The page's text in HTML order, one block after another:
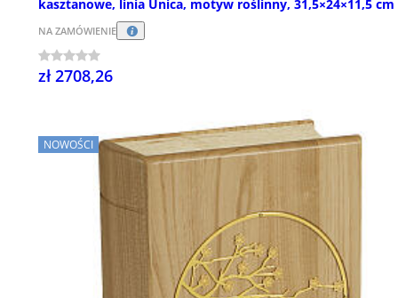
kasztanowe, linia Unica, motyw roślinny, 31,5×24×11,5 cm
NA ZAMÓWIENIE
zł 2708,26
NOWOŚCI